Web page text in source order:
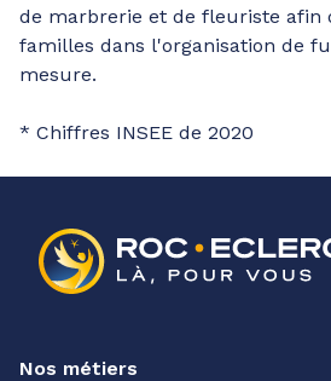
de marbrerie et de fleuriste afin
familles dans l'organisation de
mesure.
* Chiffres INSEE de 2020
Nos métiers